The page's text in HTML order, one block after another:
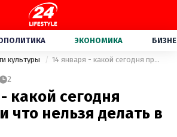
ЭКОНОМИКА
культуры 14 января - какой сегодня праздник и что нельзя делать в этот день
2
какой сегодня
что нельзя делать в